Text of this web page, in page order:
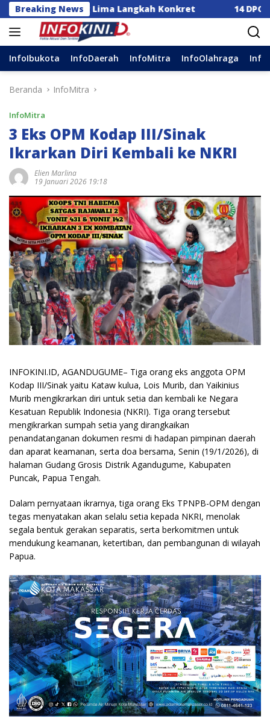
Langsung
ke
konten
Breaking News
Lima Langkah Konkret 14 DPC Terima SK
InfoIbukota InfoDaerah InfoMitra InfoOlahraga
Beranda InfoMitra
InfoMitra
3 Eks OPM Kodap III/Sinak
Ikrarkan Diri Kembali ke NKRI
Elien Marlina
19 Januari 2026 19:18
INFOKINI.ID, AGANDUGUME– Tiga orang eks anggota OPM
Kodap III/Sinak yaitu Kataw kulua, Lois Murib, dan Yaikinius
Murib mengikrarkan diri untuk setia dan kembali ke Negara
Kesatuan Republik Indonesia (NKRI). Tiga orang tersebut
mengikrarkan sumpah setia yang dirangkaikan
penandatanganan dokumen resmi di hadapan pimpinan daerah
dan aparat keamanan, serta doa bersama, Senin (19/1/2026), di
halaman Gudang Grosis Distrik Agandugume, Kabupaten
Puncak, Papua Tengah.
Dalam pernyataan ikrarnya, tiga orang Eks TPNPB-OPM dengan
tegas menyatakan akan selalu setia kepada NKRI, menolak
segala bentuk gerakan separatis, serta berkomitmen untuk
mendukung keamanan, ketertiban, dan pembangunan di wilayah
Papua.